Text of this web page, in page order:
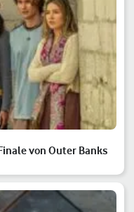
von Outer Banks